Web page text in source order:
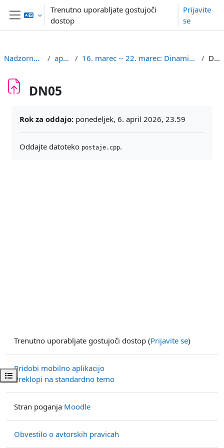
Preskoči na glavno vsebino
Stransko polje
Trenutno uporabljate gostujoči
dostop
Prijavite
se
Odpri kazalo predmeta
Nadzorna plošča aps2uni 16. marec -- 22. marec: Dinamično programiranje DN05
DN05
Rok za oddajo: ponedeljek, 6. april 2026, 23.59
Oddajte datoteko postaje.cpp.
Trenutno uporabljate gostujoči dostop (Prijavite se)
Pridobi mobilno aplikacijo
Preklopi na standardno temo
Stran poganja Moodle
Obvestilo o avtorskih pravicah